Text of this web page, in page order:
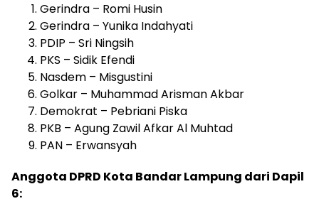
Gerindra – Romi Husin
Gerindra – Yunika Indahyati
PDIP – Sri Ningsih
PKS – Sidik Efendi
Nasdem – Misgustini
Golkar – Muhammad Arisman Akbar
Demokrat – Pebriani Piska
PKB – Agung Zawil Afkar Al Muhtad
PAN – Erwansyah
Anggota DPRD Kota Bandar Lampung dari Dapil
6: